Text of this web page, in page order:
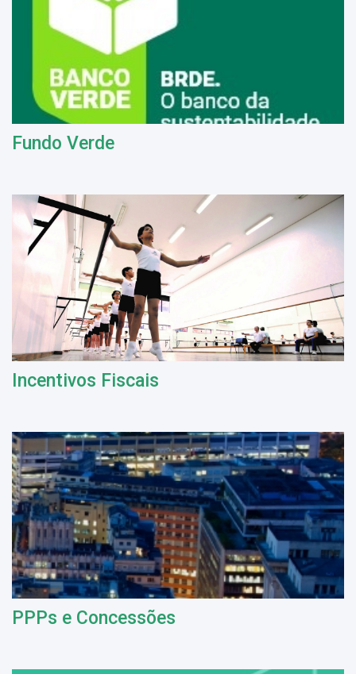
Fundo Verde
Incentivos Fiscais
PPPs e Concessões